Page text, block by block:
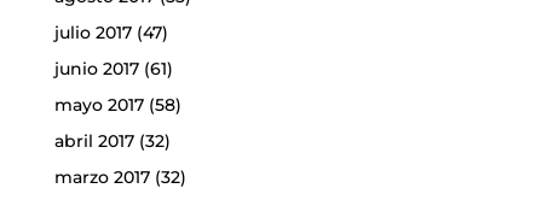
julio 2017(47)
junio 2017(61)
mayo 2017(58)
abril 2017(32)
marzo 2017(32)